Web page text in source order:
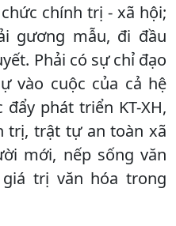
chính trị - xã hội;
gương mẫu, đi đầu
Phải có sự chỉ đạo
vào cuộc của cả hệ
phát triển KT-XH,
trị, trật tự an toàn xã
mới, nếp sống văn
trị văn hóa trong